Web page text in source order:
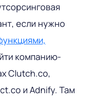
если нужно
компанию-
Clutch.co,
и Adnify. Там